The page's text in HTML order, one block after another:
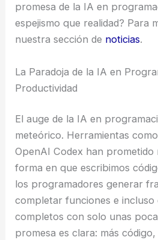
promesa de la IA en
espejismo que realidad? Para
nuestra sección de noticias.
La Paradoja de la IA en
Productividad
El auge de la IA en
meteórico. Herramientas
OpenAI Codex han prometido
forma en que escribimos
los programadores generar
completar funciones e incluso
completos con solo unas
promesa es clara: más